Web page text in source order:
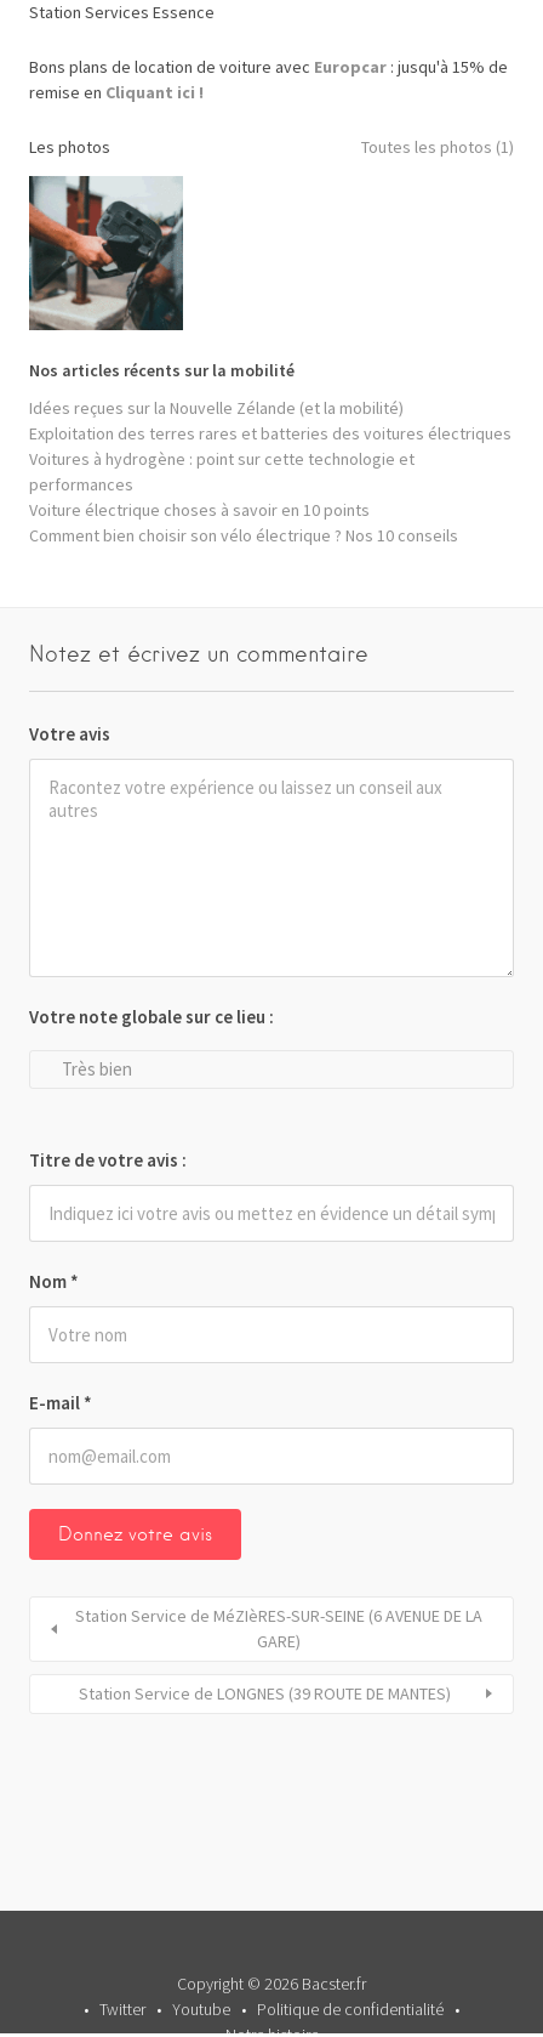
Station Services Essence
Bons plans de location de voiture avec Europcar : jusqu'à 15% de
remise en Cliquant ici !
Les photos Toutes les photos (1)
Nos articles récents sur la mobilité
Idées reçues sur la Nouvelle Zélande (et la mobilité)
Exploitation des terres rares et batteries des voitures électriques
Voitures à hydrogène : point sur cette technologie et
performances
Voiture électrique choses à savoir en 10 points
Comment bien choisir son vélo électrique ? Nos 10 conseils
Notez et écrivez un commentaire
Votre avis
Nom *
E-mail *
Votre note globale sur ce lieu :
Très bien
Titre de votre avis :
Station Service de MéZIèRES-SUR-SEINE (6 AVENUE DE LA
GARE)
Station Service de LONGNES (39 ROUTE DE MANTES)
Copyright © 2026 Bacster.fr
Twitter
Youtube
Politique de confidentialité